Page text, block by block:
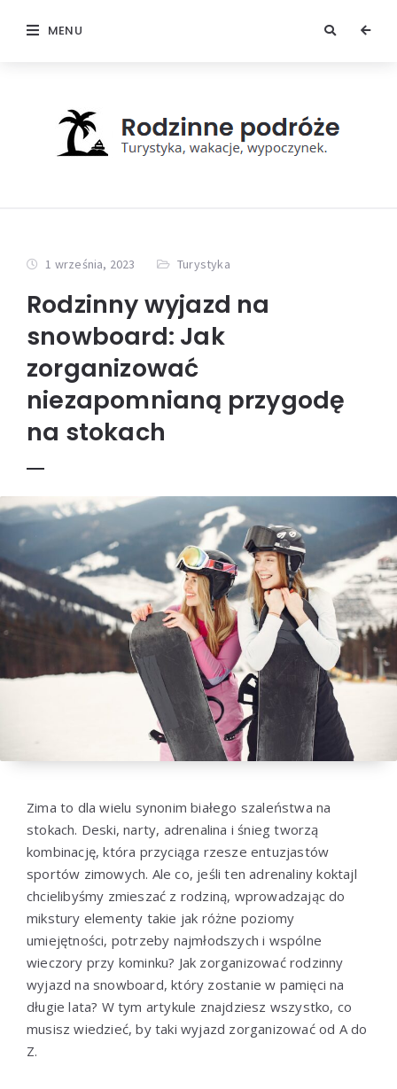
MENU
1 września, 2023 Turystyka
Rodzinny wyjazd na
snowboard: Jak
zorganizować
niezapomnianą przygodę
na stokach
Zima to dla wielu synonim białego szaleństwa na
stokach. Deski, narty, adrenalina i śnieg tworzą
kombinację, która przyciąga rzesze entuzjastów
sportów zimowych. Ale co, jeśli ten adrenaliny koktajl
chcielibyśmy zmieszać z rodziną, wprowadzając do
mikstury elementy takie jak różne poziomy
umiejętności, potrzeby najmłodszych i wspólne
wieczory przy kominku? Jak zorganizować rodzinny
wyjazd na snowboard, który zostanie w pamięci na
długie lata? W tym artykule znajdziesz wszystko, co
musisz wiedzieć, by taki wyjazd zorganizować od A do
Z.